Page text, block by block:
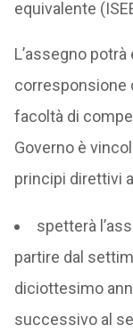
equivalente
L’assegno
corresponsione
facoltà di
Governo è
principi direttivi
spetterà
partire dal
diciottesimo
successivo al